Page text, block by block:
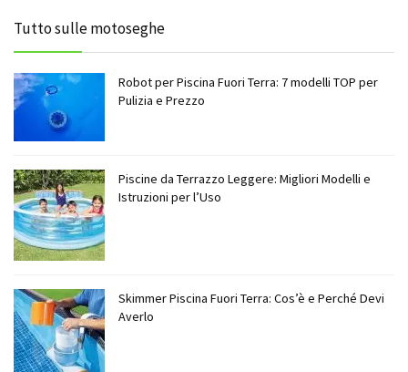
Tutto sulle motoseghe
Robot per Piscina Fuori Terra: 7 modelli TOP per
Pulizia e Prezzo
Piscine da Terrazzo Leggere: Migliori Modelli e
Istruzioni per l’Uso
Skimmer Piscina Fuori Terra: Cos’è e Perché Devi
Averlo